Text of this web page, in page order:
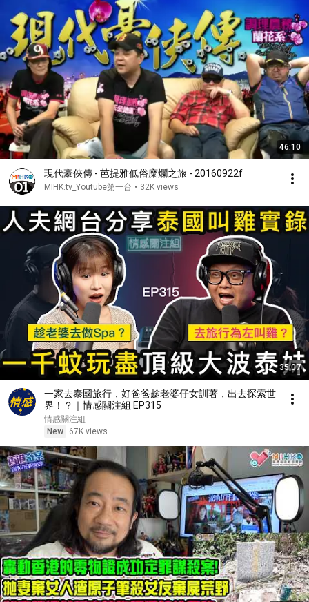
46:10
現代豪俠傳 - 芭提雅低俗糜爛之旅 - 20160922f
MIHK.tv_Youtube第一台 • 32K views
35:07
一家去泰國旅行，好爸爸趁老婆仔女訓著，出去探索世
界！？｜情感關注組 EP315
情感關注組
New
67K views